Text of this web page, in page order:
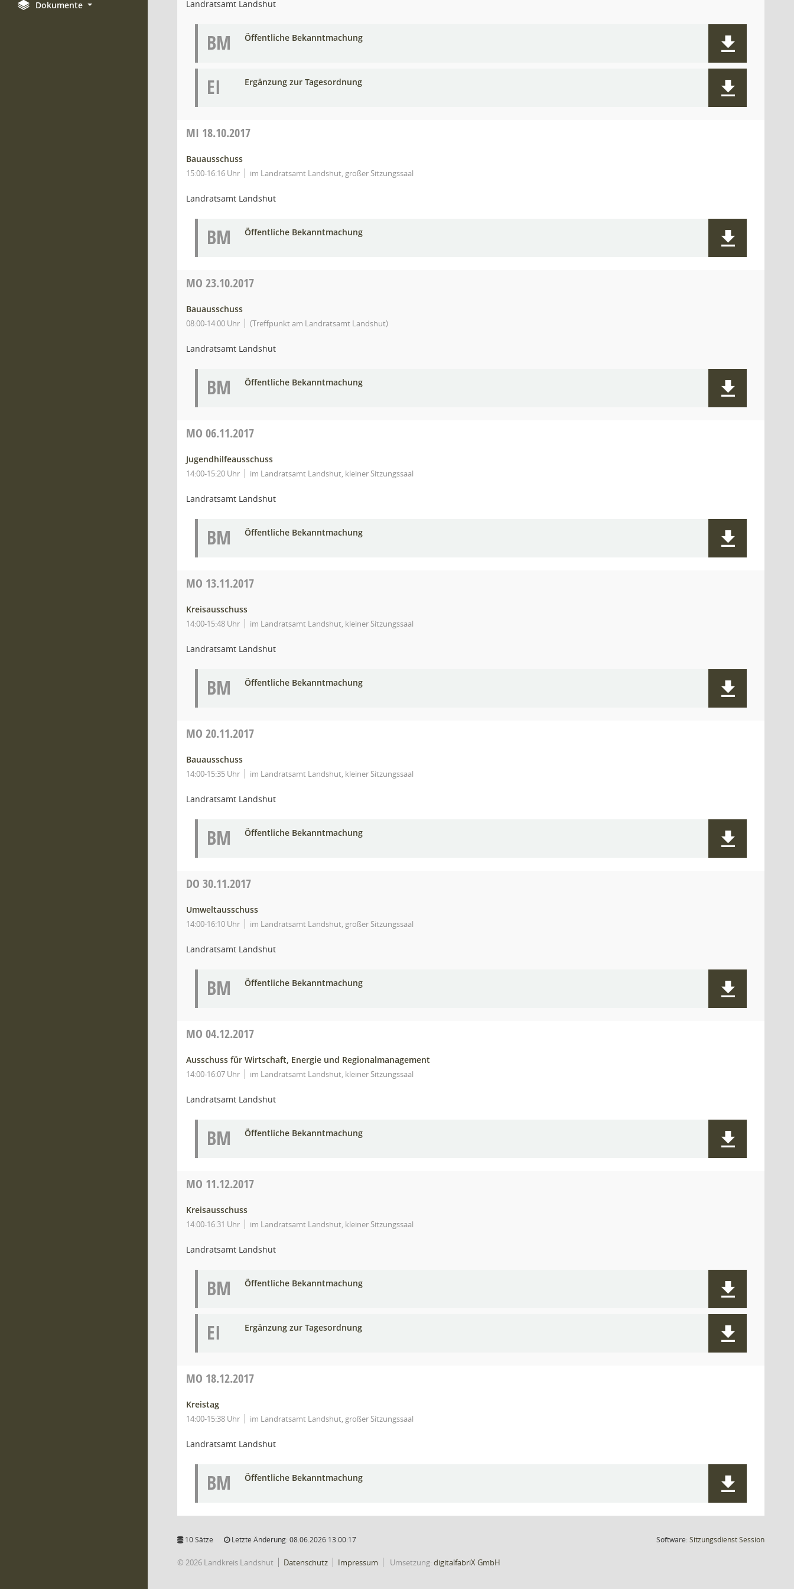
Dokumente
Landratsamt Landshut
BM Öffentliche Bekanntmachung
EI Ergänzung zur Tagesordnung
MI 18.10.2017
Bauausschuss
15:00-16:16 Uhr im Landratsamt Landshut, großer Sitzungssaal
Landratsamt Landshut
BM Öffentliche Bekanntmachung
MO 23.10.2017
Bauausschuss
08:00-14:00 Uhr (Treffpunkt am Landratsamt Landshut)
Landratsamt Landshut
BM Öffentliche Bekanntmachung
MO 06.11.2017
Jugendhilfeausschuss
14:00-15:20 Uhr im Landratsamt Landshut, kleiner Sitzungssaal
Landratsamt Landshut
BM Öffentliche Bekanntmachung
MO 13.11.2017
Kreisausschuss
14:00-15:48 Uhr im Landratsamt Landshut, kleiner Sitzungssaal
Landratsamt Landshut
BM Öffentliche Bekanntmachung
MO 20.11.2017
Bauausschuss
14:00-15:35 Uhr im Landratsamt Landshut, kleiner Sitzungssaal
Landratsamt Landshut
BM Öffentliche Bekanntmachung
DO 30.11.2017
Umweltausschuss
14:00-16:10 Uhr im Landratsamt Landshut, großer Sitzungssaal
Landratsamt Landshut
BM Öffentliche Bekanntmachung
MO 04.12.2017
Ausschuss für Wirtschaft, Energie und Regionalmanagement
14:00-16:07 Uhr im Landratsamt Landshut, kleiner Sitzungssaal
Landratsamt Landshut
BM Öffentliche Bekanntmachung
MO 11.12.2017
Kreisausschuss
14:00-16:31 Uhr im Landratsamt Landshut, kleiner Sitzungssaal
Landratsamt Landshut
BM Öffentliche Bekanntmachung
EI Ergänzung zur Tagesordnung
MO 18.12.2017
Kreistag
14:00-15:38 Uhr im Landratsamt Landshut, großer Sitzungssaal
Landratsamt Landshut
BM Öffentliche Bekanntmachung
10 Sätze Letzte Änderung: 08.06.2026 13:00:17 Software:SitzungsdienstSession(Wird in
© 2026 Landkreis Landshut Datenschutz Impressum Umsetzung:digitalfabriX GmbH